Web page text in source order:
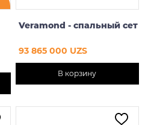
Veramond - спальный сет
93 865 000 UZS
В корзину